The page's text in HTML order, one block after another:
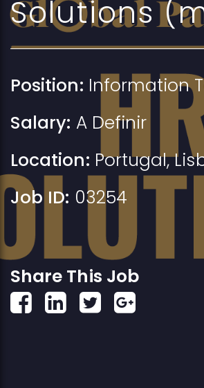
Solutions
Position: Information
Salary: A Definir
Location: Portugal,
Job ID: 03254
Share This Job